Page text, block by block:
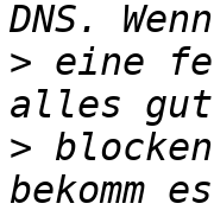
> eine
>